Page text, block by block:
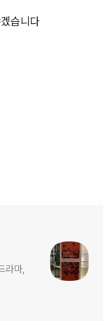
습니다
라마,